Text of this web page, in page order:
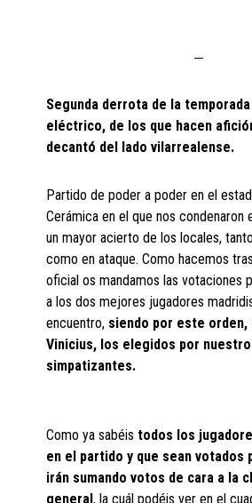
Segunda derrota de la
eléctrico, de los que hacen
decantó del lado vilarrealense.
Partido de poder a poder en el
Cerámica en el que nos condenaron
un mayor acierto de los locales,
como en ataque. Como hacemos
oficial os mandamos las votaciones
a los dos mejores jugadores
encuentro, siendo por este orden,
Vinicius, los elegidos por
simpatizantes.
Como ya sabéis todos los
en el partido y que sean votados
irán sumando votos de cara a la
general, la cuál podéis ver en el